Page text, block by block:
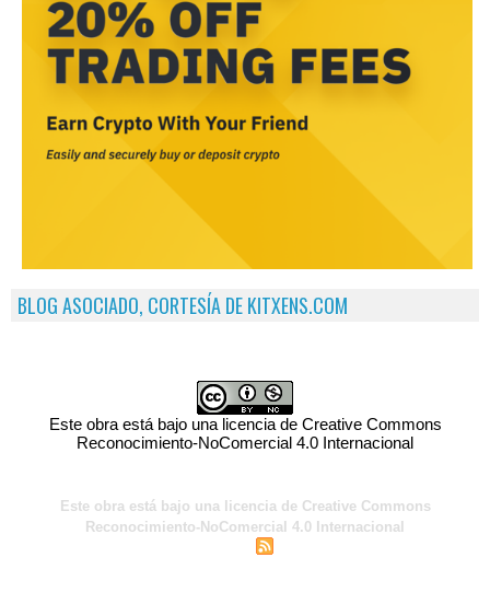
BLOG ASOCIADO, CORTESÍA DE KITXENS.COM
Este obra está bajo una licencia de Creative Commons
Reconocimiento-NoComercial 4.0 Internacional
Este obra está bajo una licencia de Creative Commons
Reconocimiento-NoComercial 4.0 Internacional